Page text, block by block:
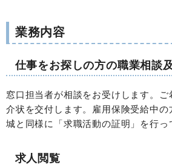
業務内容
仕事をお探しの方の職業相談
窓口担当者が相談をお受けします。
介状を交付します。雇用保険受給中
城と同様に「求職活動の証明」を行っ
求人閲覧